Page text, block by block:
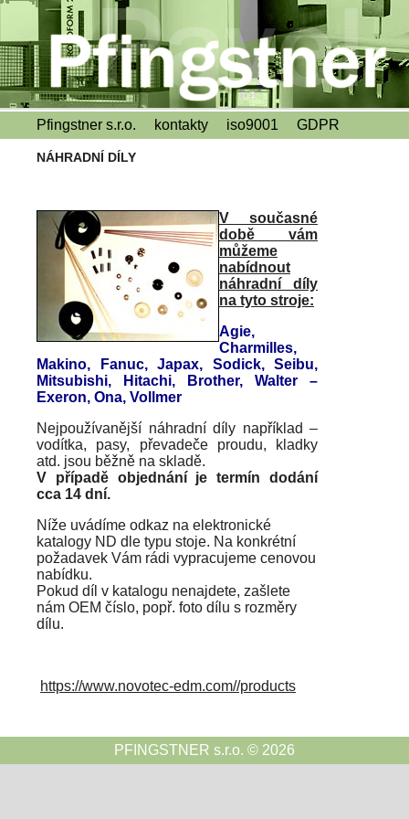
Pfingstner s.r.o. kontakty iso9001 GDPR
NÁHRADNÍ DÍLY
V současné
době vám
můžeme
nabídnout
náhradní díly
na tyto stroje:
Agie,
Charmilles,
Makino, Fanuc, Japax, Sodick, Seibu,
Mitsubishi, Hitachi, Brother, Walter –
Exeron, Ona, Vollmer
Nejpoužívanější náhradní díly například –
vodítka, pasy, převadeče proudu, kladky
atd. jsou běžně na skladě.
V případě objednání je termín dodání
cca 14 dní.
Níže uvádíme odkaz na elektronické
katalogy ND dle typu stoje. Na konkrétní
požadavek Vám rádi vypracujeme cenovou
nabídku.
Pokud díl v katalogu nenajdete, zašlete
nám OEM číslo, popř. foto dílu s rozměry
dílu.
https://www.novotec-edm.com//products
PFINGSTNER s.r.o. © 2026